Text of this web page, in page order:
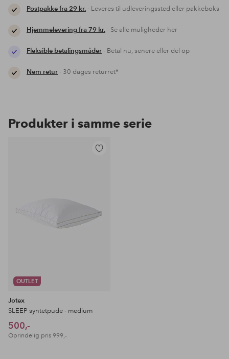
Postpakke fra 29 kr.- Leveres til udleveringssted eller pakkeboks
Hjemmelevering fra 79 kr.- Se alle muligheder her
Fleksible betalingsmåder- Betal nu, senere eller del op
Nem retur- 30 dages returret*
Produkter i samme serie
OUTLET
Jotex
SLEEP syntetpude - medium
500,-
Oprindelig pris 999,-